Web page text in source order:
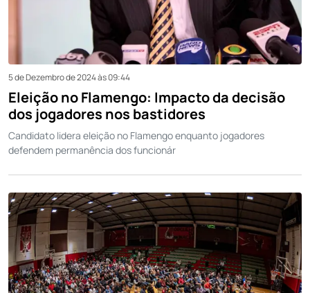
5 de Dezembro de 2024 às 09:44
Eleição no Flamengo: Impacto da decisão
dos jogadores nos bastidores
Candidato lidera eleição no Flamengo enquanto jogadores
defendem permanência dos funcionár